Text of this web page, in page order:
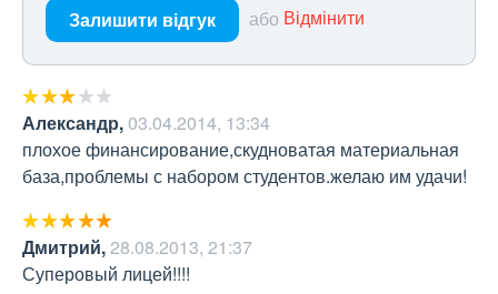
Залишити відгук або Відмінити
Александр,03.04.2014, 13:34
плохое финансирование,скудноватая материальная
база,проблемы с набором студентов.желаю им удачи!
Дмитрий,28.08.2013, 21:37
Суперовый лицей!!!!